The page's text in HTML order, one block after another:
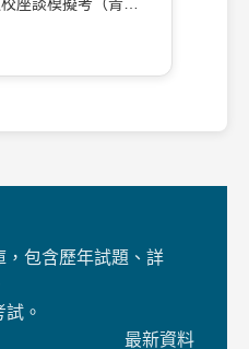
，包含歷年試題、詳
。
最新資料